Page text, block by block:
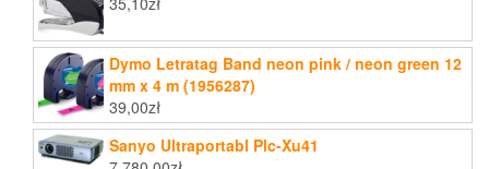
Dymo Letratag Band neon pink / neon green 12
mm x 4 m (1956287)
39,00zł
Sanyo Ultraportabl Plc-Xu41